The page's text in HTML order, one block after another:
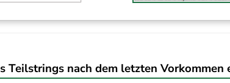
Teilstrings nach dem letzten Vorkommen